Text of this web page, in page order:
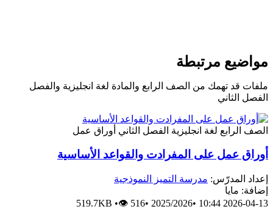
مواضيع مرتبطة
ملفات قد تهمك من الصف الرابع والمادة لغة انجليزية والفصل
الفصل الثاني
الصف الرابع لغة انجليزية الفصل الثاني أوراق عمل
أوراق عمل على المفرادت والقواعد الأساسية
إعداد المدرّس: مدرسة التميز النموذجية
إضافة: مايا
2026-04-13 10:44
•
2025/2026
•
519.7KB •👁 516